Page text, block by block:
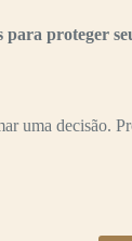
para proteger
uma decisão.